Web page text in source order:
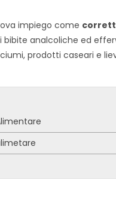
impiego come
bibite analcoliche ed
prodotti caseari e